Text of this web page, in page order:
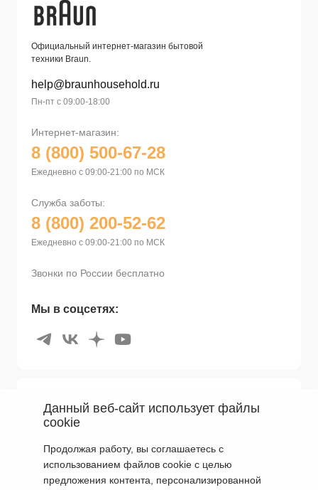
Официальный интернет-магазин бытовой
техники Braun.
help@braunhousehold.ru
Пн-пт с 09:00-18:00
Мы в соцсетях:
Интернет-магазин:
8 (800) 500-67-28
Ежедневно с 09:00-21:00 по МСК
Служба заботы:
8 (800) 200-52-62
Ежедневно с 09:00-21:00 по МСК
Звонки по России бесплатно
Мир Braun
Бонусная программа
Сервисные центры
Поддержка
Данный веб-сайт использует файлы
cookie
Продолжая работу, вы соглашаетесь с
использованием файлов cookie с целью
предложения контента, персонализированной